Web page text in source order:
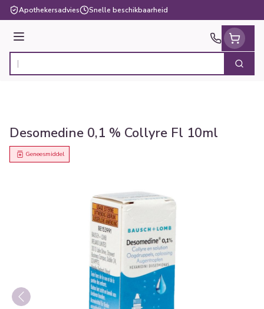
Ga naar de inhoud
Apothekersadvies Snelle beschikbaarheid
Menu
Product, merk, categorie... Zoek
Desomedine 0,1 % Collyre Fl 10ml
Geneesmiddel